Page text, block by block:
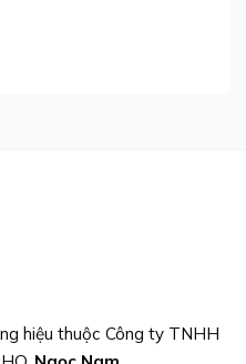
hiệu thuộc Công ty TNHH